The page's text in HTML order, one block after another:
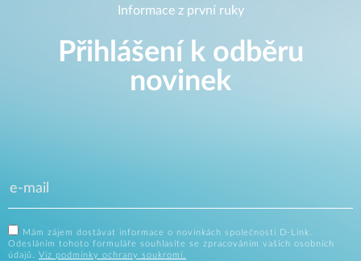
Informace z první ruky
Přihlášení k odběru
novinek
Mám zájem dostávat informace o novinkách společnosti D-Link.
Odesláním tohoto formuláře souhlasíte se zpracováním vašich osobních
údajů. Viz podmínky ochrany soukromí.